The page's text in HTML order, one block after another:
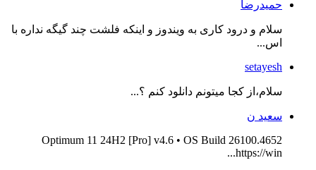
حمیدرضا
سلام و درود کاری به ویندوز و اینکه فلشت چند گیگه نداره با
اس...
setayesh
سلام،از کجا میتونم دانلود کنم ؟...
سعید ن
Optimum 11 24H2 [Pro] v4.6 • OS Build 26100.4652
https://win...